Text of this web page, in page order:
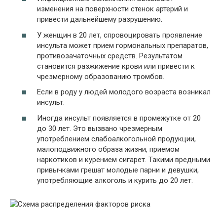
изменения на поверхности стенок артерий и
привести дальнейшему разрушению.
У женщин в 20 лет, спровоцировать проявление
инсульта может прием гормональных препаратов,
противозачаточных средств. Результатом
становится разжижение крови или привести к
чрезмерному образованию тромбов.
Если в роду у людей молодого возраста возникал
инсульт.
Иногда инсульт появляется в промежутке от 20
до 30 лет. Это вызвано чрезмерным
употреблением слабоалкогольной продукции,
малоподвижного образа жизни, приемом
наркотиков и курением сигарет. Такими вредными
привычками грешат молодые парни и девушки,
употребляющие алкоголь и курить до 20 лет.